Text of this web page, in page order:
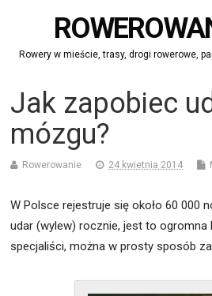
Rowery w mieście, trasy, drogi rowerowe,
Jak zapobiec
mózgu?
Rowerowanie 24 kwietnia 2014
W Polsce rejestruje się około 60 000
udar (wylew) rocznie, jest to
specjaliści, można w prosty sposób